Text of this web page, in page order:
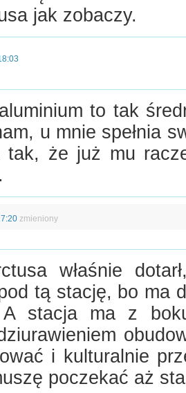
jak zobaczy.
to tak
u mnie spełnia
tak, że już mu
zmieniony
właśnie
tą stację, bo ma
stacja ma z
i kulturalnie
poczekać aż